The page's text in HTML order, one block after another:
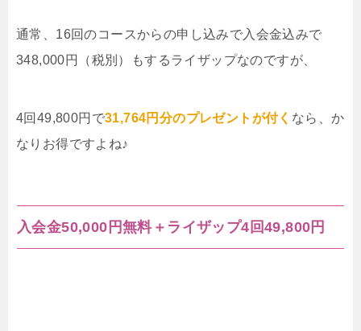
通常、16回のコースからの申し込みで入会金込みで
348,000円（税別）もするライザップなのですが、
4回49,800円で31,764円分のプレゼントが付く なら、か
なりお得ですよね♪
入会金50,000円無料＋ライザップ4回49,800円